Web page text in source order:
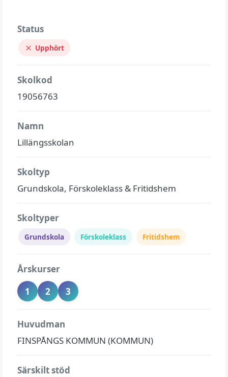
Status
Upphört
Skolkod
19056763
Namn
Lillängsskolan
Skoltyp
Grundskola, Förskoleklass & Fritidshem
Skoltyper
Grundskola Förskoleklass Fritidshem
Årskurser
1
2 3
Huvudman
FINSPÅNGS KOMMUN (KOMMUN)
Särskilt stöd